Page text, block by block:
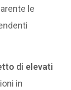
le
di elevati
in